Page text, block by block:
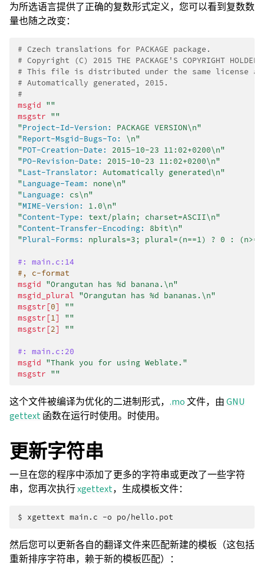
为所选语言提供了正确的复数形式定义，您可以看到复数数
量也随之改变：
# Czech translations for PACKAGE package.
# Copyright (C) 2015 THE PACKAGE'S COPYRIGHT HOLDER
# This file is distributed under the same license as
# Automatically generated, 2015.
#
msgid ""
msgstr ""
"Project-Id-Version:
PACKAGE VERSION\n"
"Report-Msgid-Bugs-To:
\n"
"POT-Creation-Date:
2015-10-23 11:02+0200\n"
"PO-Revision-Date:
2015-10-23 11:02+0200\n"
"Last-Translator:
Automatically generated\n"
"Language-Team:
none\n"
"Language:
cs\n"
"MIME-Version:
1.0\n"
"Content-Type:
text/plain; charset=ASCII\n"
"Content-Transfer-Encoding:
8bit\n"
"Plural-Forms: nplurals=3; plural=(n==1) ? 0 :
#: main.c:14
#, c-format
msgid "Orangutan has %d banana.\n"
msgid_plural "Orangutan has %d bananas.\n"
msgstr[0]
""
msgstr[1]
""
msgstr[2] ""
#: main.c:20
msgid "Thank you for using Weblate."
msgstr ""
这个文件被编译为优化的二进制形式， .mo文件，由GNU
gettext函数在运行时使用。时使用。
更新字符串
一旦在您的程序中添加了更多的字符串或更改了一些字符
串，您再次执行xgettext，生成模板文件：
$ xgettext main.c -o
然后您可以更新各自的翻译文件来匹配新建的模板（这包括
重新排序字符串，赖于新的模板匹配）：